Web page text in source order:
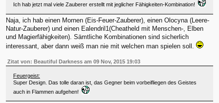
Ich hab jetzt mal viele Zauberer erstellt mit jeglicher Fähigkeiten-Kombination!
Naja, ich hab einen Mornen (Eis-Feuer-Zauberer), einen Olocyna (Leere-
Natur-Zauberer) und einen Ealendril1(Cheatheld mit Menschen-, Elben
und Magierfähigkeiten). Sämtliche Kombinationen sind sicherlich
interessant, aber dann weiß man nie mit welchen man spielen soll.
Zitat von: Beautiful Darkness am 09 Nov, 2015 19:03
Feuergeist:
Super Design. Das tolle daran ist, das Gegner beim vorbeifliegen des Geistes
auch in Flammen aufgehen!